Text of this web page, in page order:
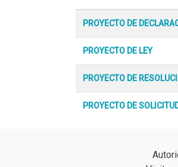
PROYECTO DE
PROYECTO DE LEY
PROYECTO DE
PROYECTO DE